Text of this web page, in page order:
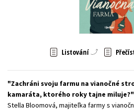
Zahraniční literatura
Všechny tituly
Listování
Zachráni svoju farmu na vianočné
kamaráta, ktorého roky tajne miluje?
Stella Bloomová, majiteľka farmy s